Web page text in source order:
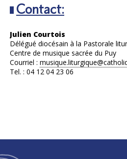
Contact:
Julien Courtois
Délégué diocésain à la Pastorale
Centre de musique sacrée du Puy
Courriel :
Tel. : 04 12 04 23 06